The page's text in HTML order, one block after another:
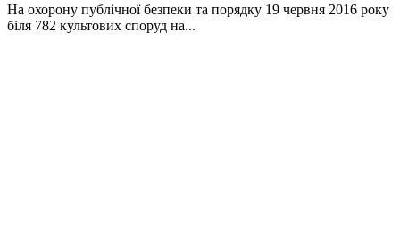
На охорону публічної безпеки та порядку 19 червня 2016 року
біля 782 культових споруд на...